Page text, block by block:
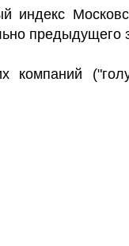
предыдущего
компаний